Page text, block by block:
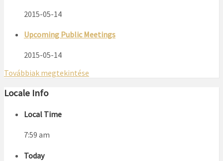
2015-05-14
Upcoming Public Meetings
2015-05-14
Továbbiak megtekintése
Locale Info
Local Time
7:59 am
Today